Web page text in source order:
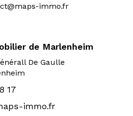
immo.fr
de Marlenheim
De Gaulle
17
immo.fr